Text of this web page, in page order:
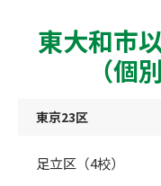
動画でわかる！森塾
東大和市
（個
東京23区
足立区（4校）